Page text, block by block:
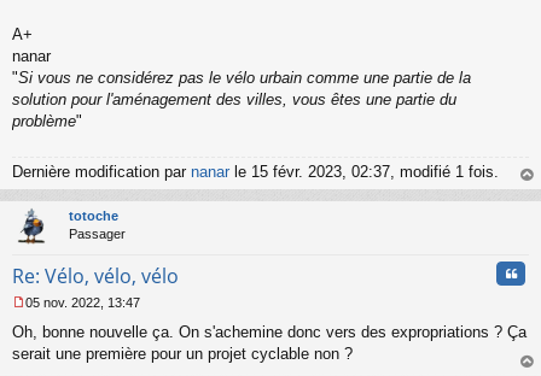
A+
nanar
"Si vous ne considérez pas le vélo urbain comme une partie de la
solution pour l'aménagement des villes, vous êtes une partie du
problème"
Dernière modification par nanar le 15 févr. 2023, 02:37, modifié 1 fois.
au
totoche
Passager
Re: Vélo, vélo, vélo
e
s
05 nov. 2022, 13:47
Oh, bonne nouvelle ça. On s'achemine donc vers des expropriations ? Ça
serait une première pour un projet cyclable non ?